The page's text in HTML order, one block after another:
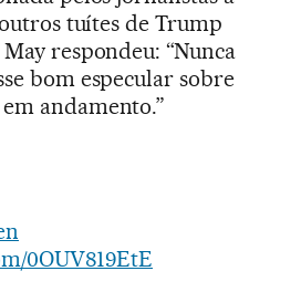
tuítes de Trump
respondeu: “Nunca
bom especular sobre
andamento.”
0OUV819EtE